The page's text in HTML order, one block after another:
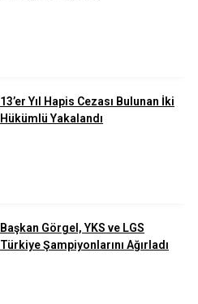
13’er Yıl Hapis Cezası Bulunan İki
Hükümlü Yakalandı
Başkan Görgel, YKS ve LGS
Türkiye Şampiyonlarını Ağırladı